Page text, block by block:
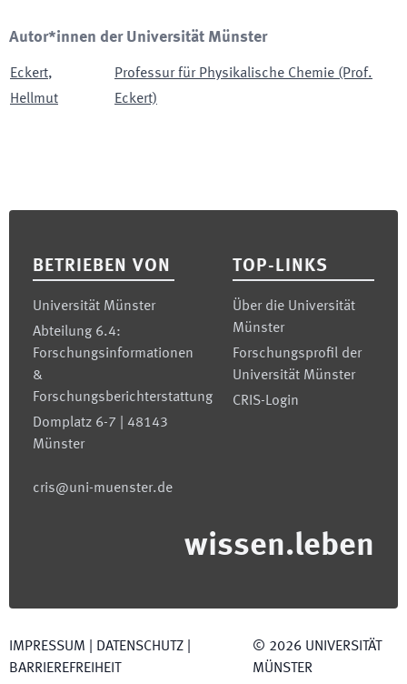
Autor*innen der Universität Münster
Eckert,
Hellmut
Professur für Physikalische Chemie (Prof.
Eckert)
BETRIEBEN VON
Universität Münster
Abteilung 6.4:
Forschungsinformationen
&
Forschungsberichterstattung
Domplatz 6-7 | 48143
Münster
cris@uni-muenster.de
TOP-LINKS
Über die Universität
Münster
Forschungsprofil der
Universität Münster
CRIS-Login
wissen.leben
IMPRESSUM DATENSCHUTZ
BARRIEREFREIHEIT
© 2026 UNIVERSITÄT
MÜNSTER